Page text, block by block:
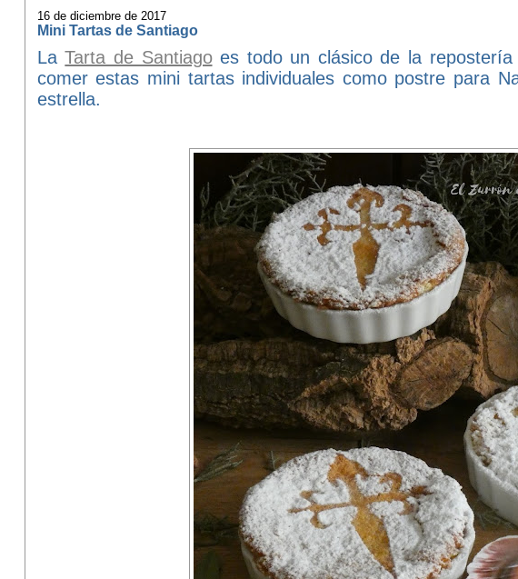
16 de diciembre de 2017
Mini Tartas de Santiago
LaTarta de Santiagoes todo un clásico de la repostería
comer estas mini tartas individuales como postre para
estrella.